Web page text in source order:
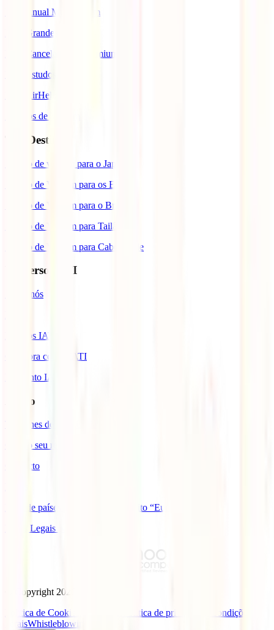
IATI Anual Multiviagem
IATI Grandes Viajantes
IATI Cancelamento Premium
IATI Estudos
IATI AirHelp
Seguros de Viagem
Top Destinos
Seguro de viagem para o Japão
Seguro de Viagem para os EUA
Seguro de Viagem para o Brasil
Seguro de Viagem para Tailândia
Seguro de Viagem para Cabo Verde
Universo IATI
Sobre nós
Prémios IATI
Colabora com a IATI
Desconto IATI
Apoio
Telefones de assistência
Gerir o seu reembolso
Contacto
Lista de países com cobertura âmbito “Europa”
Bases Legais para Sorteio Açores
© Copyright2026
Politica de Cookies
Politica de privacidade
Condições
geraisWhistleblowing